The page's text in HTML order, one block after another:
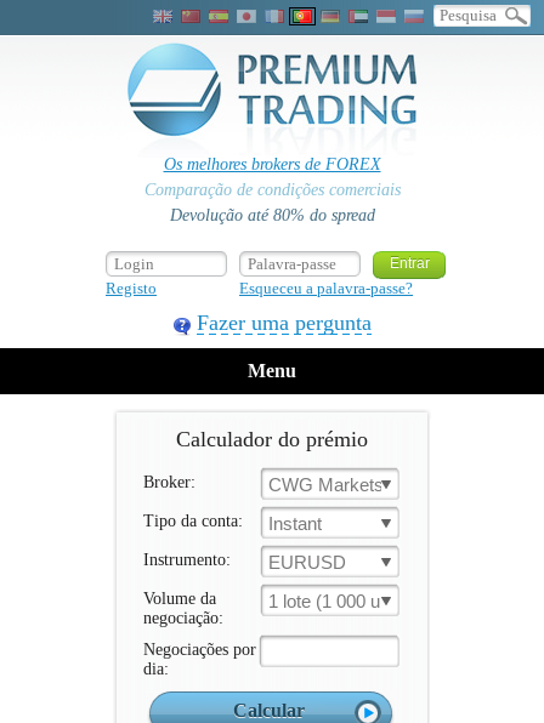
Os melhores brokers de FOREX
Comparação de condições comerciais
Devolução até 80% do spread
Registo Esqueceu a palavra-passe?
Fazer uma pergunta
Menu
Calculador do prémio
Broker: CWG Markets
Tipo da conta: Instant
Instrumento: EURUSD
Volume da
negociação:
1 lote (1 000 un.)
Negociações por
dia: